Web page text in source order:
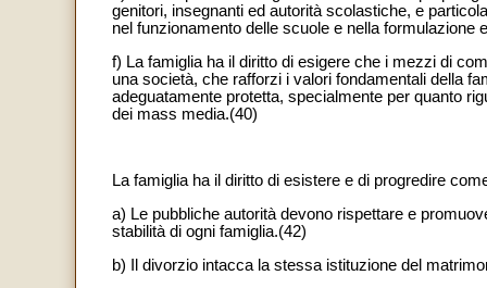
genitori, insegnanti ed autorità scolastiche, e
nel funzionamento delle scuole e nella formulazione
f) La famiglia ha il diritto di esigere che i mezzi di
una società, che rafforzi i valori fondamentali della
adeguatamente protetta, specialmente per quanto
dei mass media.(40)
La famiglia ha il diritto di esistere e di progredire
a) Le pubbliche autorità devono rispettare e
stabilità di ogni famiglia.(42)
b) Il divorzio intacca la stessa istituzione del